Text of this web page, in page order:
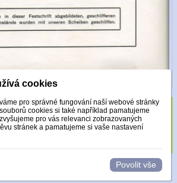
krystaly Made with
WEXBO | www.wexbo.com
cookies
pro správné fungování naší webové stránky
cookies si také například pamatujeme
pro vás relevanci zobrazovaných
stránek a pamatujeme si vaše nastavení
Povolit vše